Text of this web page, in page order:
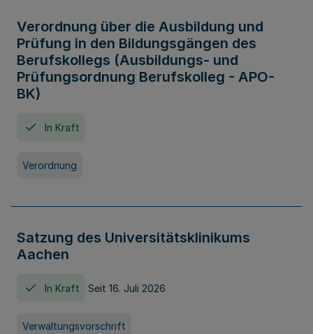
Verordnung über die Ausbildung und
Prüfung in den Bildungsgängen des
Berufskollegs (Ausbildungs- und
Prüfungsordnung Berufskolleg - APO-
BK)
In Kraft
Verordnung
Satzung des Universitätsklinikums
Aachen
In Kraft Seit 16. Juli 2026
Verwaltungsvorschrift